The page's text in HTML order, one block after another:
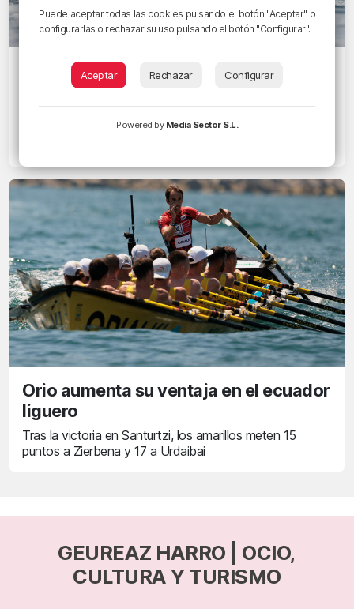
Isuntza se sube al podio en otra
victoria de Orio
calle 2 en la que han bogado los tres primeros de la
Orio aumenta su ventaja en el ecuador
liguero
Tras la victoria en Santurtzi, los amarillos meten 15
puntos a Zierbena y 17 a Urdaibai
GEUREAZ HARRO | OCIO,
CULTURA Y TURISMO
Puede aceptar todas las cookies pulsando el botón "Aceptar" o
configurarlas o rechazar su uso pulsando el botón "Configurar".
Aceptar Rechazar Configurar
Powered by Media Sector S.L.